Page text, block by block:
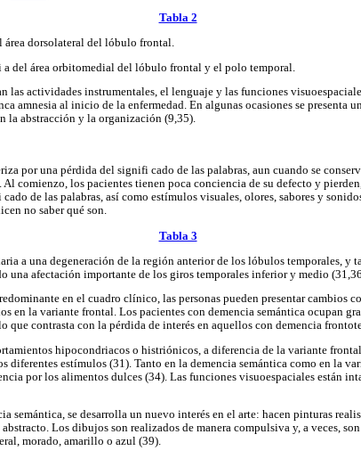
Tabla 2
área dorsolateral del lóbulo frontal.
del área orbitomedial del lóbulo frontal y el polo temporal.
las actividades instrumentales, el lenguaje y las funciones
amnesia al inicio de la enfermedad. En algunas ocasiones se presenta
la abstracción y la organización (9,35).
por una pérdida del signifi cado de las palabras, aun cuando se
Al comienzo, los pacientes tienen poca conciencia de su defecto y
de las palabras, así como estímulos visuales, olores, sabores y
no saber qué son.
Tabla 3
a una degeneración de la región anterior de los lóbulos temporales, y
una afectación importante de los giros temporales inferior y medio
en el cuadro clínico, las personas pueden presentar cambios
en la variante frontal. Los pacientes con demencia semántica ocupan
que contrasta con la pérdida de interés en aquellos con demencia
hipocondriacos o histriónicos, a diferencia de la variante
diferentes estímulos (31). Tanto en la demencia semántica como en la
por los alimentos dulces (34). Las funciones visuoespaciales están
semántica, se desarrolla un nuevo interés en el arte: hacen pinturas
Los dibujos son realizados de manera compulsiva y, a veces,
morado, amarillo o azul (39).